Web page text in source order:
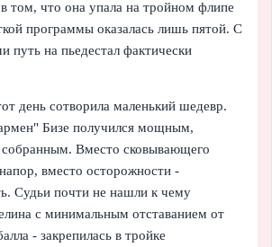
том, что она упала на тройном флипе
программы оказалась лишь пятой. С
путь на пьедестал фактически
день сотворила маленький шедевр.
Бизе получился мощным,
Вместо сковывающего
вместо осторожности -
Судьи почти не нашли к чему
с минимальным отставанием от
- закрепилась в тройке